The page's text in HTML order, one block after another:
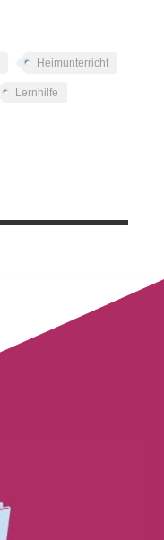
Heimunterricht
Lernhilfe